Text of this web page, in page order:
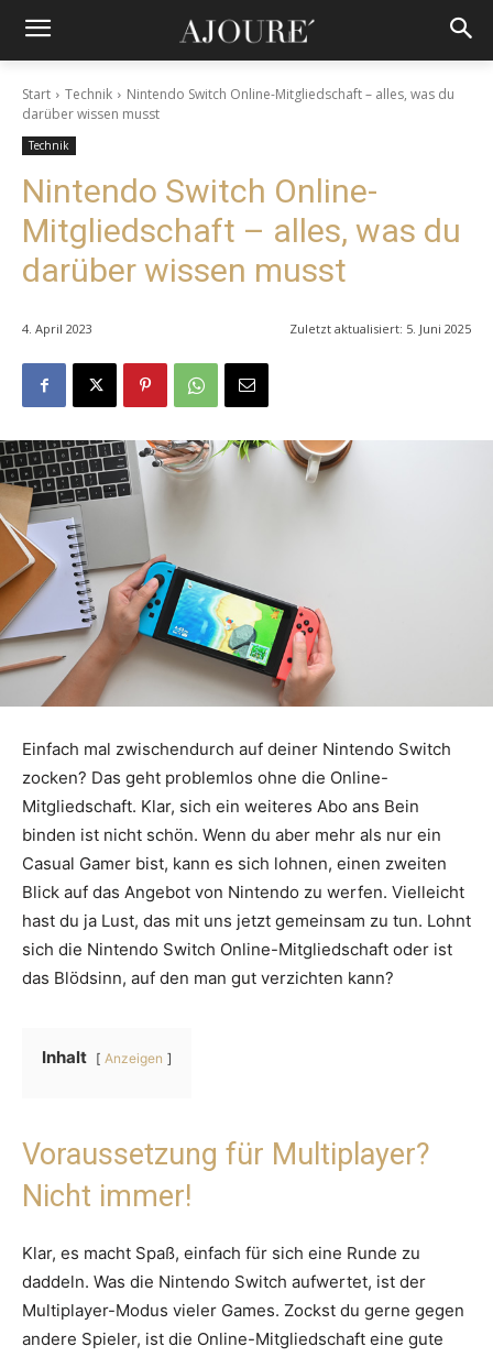
Start Technik
Nintendo Switch Online-Mitgliedschaft – alles, was du
darüber wissen musst
Technik
Nintendo Switch Online-
Mitgliedschaft – alles, was du
darüber wissen musst
4. April 2023 Zuletzt aktualisiert: 5. Juni 2025
Einfach mal zwischendurch auf deiner Nintendo Switch
zocken? Das geht problemlos ohne die Online-
Mitgliedschaft. Klar, sich ein weiteres Abo ans Bein
binden ist nicht schön. Wenn du aber mehr als nur ein
Casual Gamer bist, kann es sich lohnen, einen zweiten
Blick auf das Angebot von Nintendo zu werfen. Vielleicht
hast du ja Lust, das mit uns jetzt gemeinsam zu tun. Lohnt
sich die Nintendo Switch Online-Mitgliedschaft oder ist
das Blödsinn, auf den man gut verzichten kann?
Inhalt Anzeigen
Voraussetzung für Multiplayer?
Nicht immer!
Klar, es macht Spaß, einfach für sich eine Runde zu
daddeln. Was die Nintendo Switch aufwertet, ist der
Multiplayer-Modus vieler Games. Zockst du gerne gegen
andere Spieler, ist die Online-Mitgliedschaft eine gute